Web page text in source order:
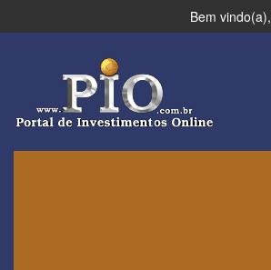
Bem vindo(a),